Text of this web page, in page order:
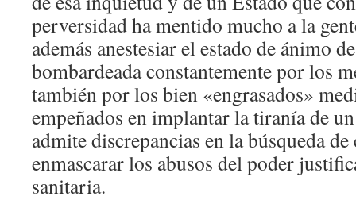
perversidad ha mentido mucho a la
además anestesiar el estado de ánimo
bombardeada constantemente por los
también por los bien «engrasados»
empeñados en implantar la tiranía de
admite discrepancias en la búsqueda
enmascarar los abusos del poder
sanitaria.